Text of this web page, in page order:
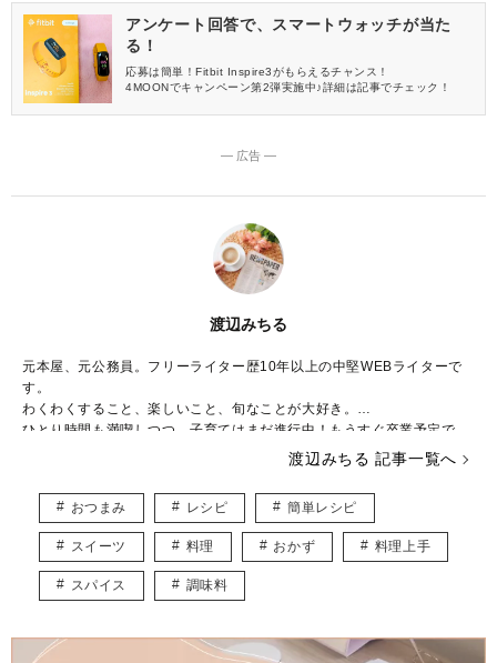
アンケート回答で、スマートウォッチが当た
る！
応募は簡単！Fitbit Inspire3がもらえるチャンス！
4MOONでキャンペーン第2弾実施中♪詳細は記事でチェック！
― 広告 ―
渡辺みちる
元本屋、元公務員。フリーライター歴10年以上の中堅WEBライターで
す。
わくわくすること、楽しいこと、旬なことが大好き。
ひとり時間も満喫しつつ、子育てはまだ進行中！もうすぐ卒業予定で
主婦・ママ・大人女子のみなさんの毎日が、ちょっと楽しくなる記事を
お届けしていきます。
渡辺みちる 記事一覧へ
おつまみ レシピ 簡単レシピ
スイーツ 料理 おかず 料理上手
スパイス 調味料